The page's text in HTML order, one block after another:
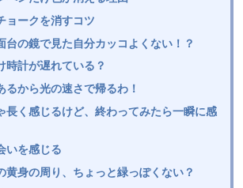
ョークを消すコツ
台の鏡で見た自分カッコよくない！？
時計が遅れている？
るから光の速さで帰るわ！
長く感じるけど、終わってみたら一瞬に感
いを感じる
黄身の周り、ちょっと緑っぽくない？